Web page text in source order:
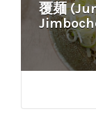
覆麺